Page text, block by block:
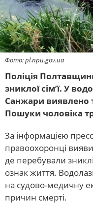
Фото: pl.npu.gov.ua
Поліція
зниклої сім’ї. У
Санжари виявлено
Пошуки чоловіка
За інформацією
правоохоронці
де перебували
ознак життя.
на судово-медичну
причин смерті.